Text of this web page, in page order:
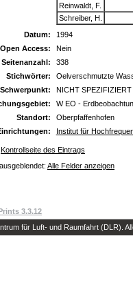
Reinwaldt, F.
Schreiber, H.
Datum:
1994
Open Access:
Nein
Seitenanzahl:
338
Stichwörter:
Oelverschmutzte
NICHT SPEZIFIZIERT
W EO -
Standort:
Oberpfaffenhofen
Institut für
Kontrollseite des Eintrags
Alle Felder anzeigen
3.3.12
für Luft- und Raumfahrt (DLR).